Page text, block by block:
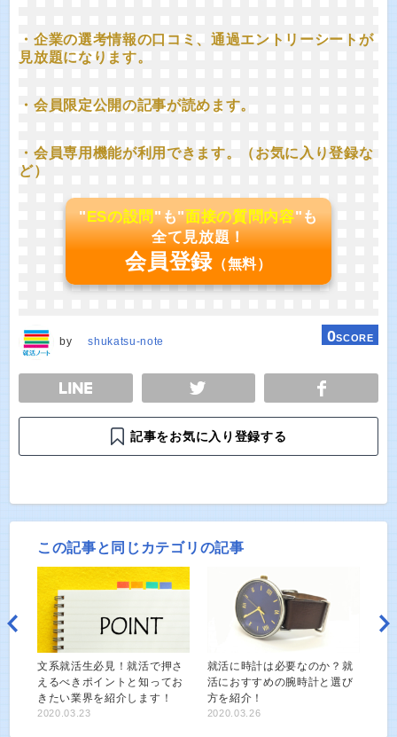
・企業の選考情報の口コミ、通過エントリーシートが
見放題になります。
・会員限定公開の記事が読めます。
・会員専用機能が利用できます。（お気に入り登録な
ど）
"ESの設問"も"面接の質問内容"も
全て見放題！
会員登録 （無料）
by shukatsu-note 0SCORE
TWEET
記事をお気に入り登録する
この記事と同じカテゴリの記事
文系就活生必見！就活で押さ
えるべきポイントと知ってお
きたい業界を紹介します！
2020.03.23
就活に時計は必要なのか？就
活におすすめの腕時計と選び
方を紹介！
2020.03.26